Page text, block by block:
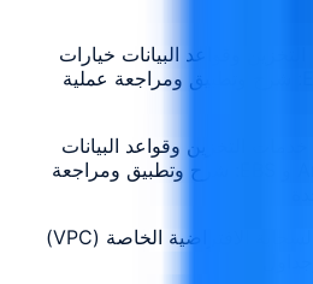
وقواعد البيانات خيارات
التخزين Amazon S3 و EBS: شرح وتطبيق ومراجعة عملية
التخزين وقواعد البيانات
خيارات التخزين Amazon S3 و EBS: شرح وتطبيق ومراجعة
الوحدة 4: تصميم الشبكات السحابة الافتراضية الخاصة (VPC)